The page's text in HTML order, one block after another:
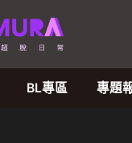
BL專區 專題